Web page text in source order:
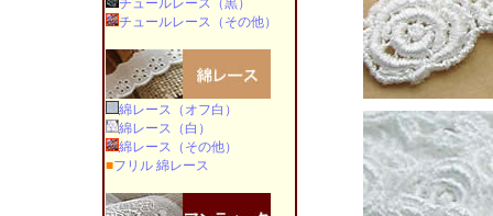
チュールレース（黒）
チュールレース（その他）
綿レース（オフ白）
綿レース（白）
綿レース（その他）
■フリル 綿レース